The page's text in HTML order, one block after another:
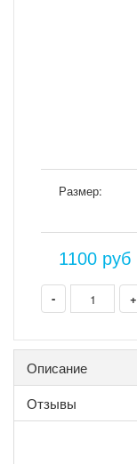
Размер:
1100 руб
- +
Описание
Отзывы